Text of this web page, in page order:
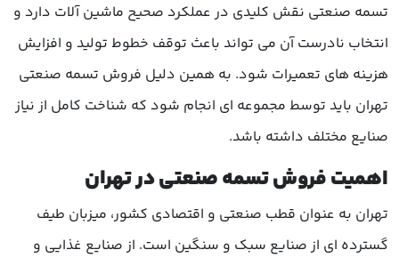
تسمه صنعتی نقش کلیدی در عملکرد صحیح ماشین آلات دارد و
انتخاب نادرست آن می تواند باعث توقف خطوط تولید و افزایش
هزینه های تعمیرات شود. به همین دلیل فروش تسمه صنعتی
تهران باید توسط مجموعه ای انجام شود که شناخت کامل از نیاز
صنایع مختلف داشته باشد.
اهمیت فروش تسمه صنعتی در تهران
تهران به عنوان قطب صنعتی و اقتصادی کشور، میزبان طیف
گسترده ای از صنایع سبک و سنگین است. از صنایع غذایی و